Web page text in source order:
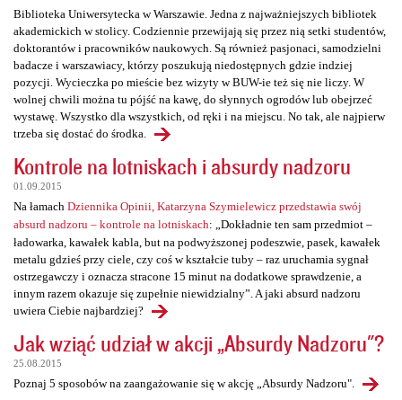
Biblioteka Uniwersytecka w Warszawie. Jedna z najważniejszych bibliotek
akademickich w stolicy. Codziennie przewijają się przez nią setki studentów,
doktorantów i pracowników naukowych. Są również pasjonaci, samodzielni
badacze i warszawiacy, którzy poszukują niedostępnych gdzie indziej
pozycji. Wycieczka po mieście bez wizyty w BUW-ie też się nie liczy. W
wolnej chwili można tu pójść na kawę, do słynnych ogrodów lub obejrzeć
wystawę. Wszystko dla wszystkich, od ręki i na miejscu. No tak, ale najpierw
trzeba się dostać do środka.
Kontrole na lotniskach i absurdy nadzoru
01.09.2015
Na łamach Dziennika Opinii, Katarzyna Szymielewicz przedstawia swój
absurd nadzoru – kontrole na lotniskach: „Dokładnie ten sam przedmiot –
ładowarka, kawałek kabla, but na podwyższonej podeszwie, pasek, kawałek
metalu gdzieś przy ciele, czy coś w kształcie tuby – raz uruchamia sygnał
ostrzegawczy i oznacza stracone 15 minut na dodatkowe sprawdzenie, a
innym razem okazuje się zupełnie niewidzialny”. A jaki absurd nadzoru
uwiera Ciebie najbardziej?
Jak wziąć udział w akcji „Absurdy Nadzoru"?
25.08.2015
Poznaj 5 sposobów na zaangażowanie się w akcję „Absurdy Nadzoru".